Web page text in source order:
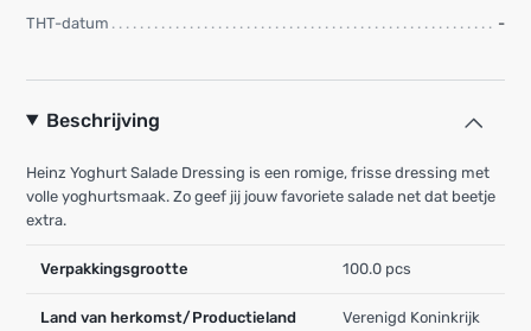
THT-datum
-
Beschrijving
Heinz Yoghurt Salade Dressing is een romige, frisse dressing met
volle yoghurtsmaak. Zo geef jij jouw favoriete salade net dat beetje
extra.
Verpakkingsgrootte 100.0 pcs
Land van herkomst/Productieland Verenigd Koninkrijk